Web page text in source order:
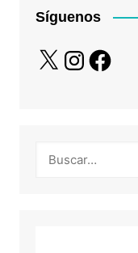
Síguenos
X InstagramFacebook